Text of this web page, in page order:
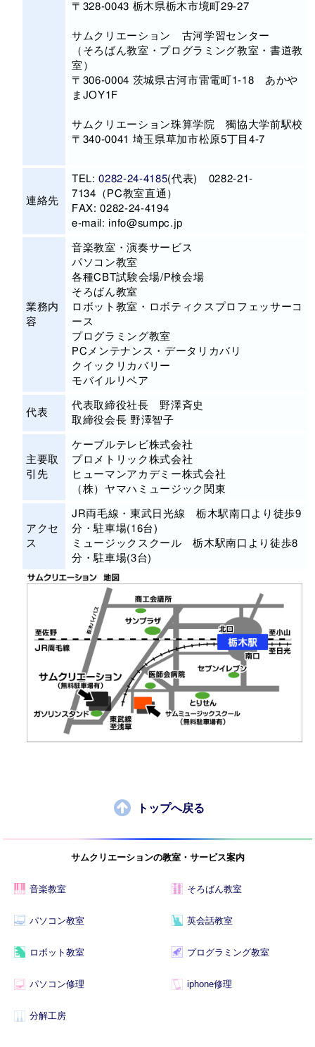
〒328-0043 栃木県栃木市境町29-27
サムクリエーション 古河学習センター
（そろばん教室・プログラミング教室・書道教
室）
〒306-0004 茨城県古河市雷電町1-18 あかや
まJOY1F
サムクリエーション珠算学院 獨協大学前駅校
〒340-0041 埼玉県草加市松原5丁目4-7
連絡先
TEL:0282-24-4185(代表) 0282-21-
7134 （PC教室直通）
FAX: 0282-24-4194
e-mail: info@sumpc.jp
業務内
容
音楽教室・演奏サービス
パソコン教室
各種CBT試験会場/P検会場
そろばん教室
ロボット教室・ロボティクスプロフェッサーコ
ース
プログラミング教室
PCメンテナンス・データリカバリ
クイックリカバリー
モバイルリペア
代表
代表取締役社長 野澤斉史
取締役会長 野澤智子
主要取
引先
ケーブルテレビ株式会社
プロメトリック株式会社
ヒューマンアカデミー株式会社
（株）ヤマハミュージック関東
アクセ
ス
JR両毛線・東武日光線 栃木駅南口より徒歩9
分・駐車場(16台)
ミュージックスクール 栃木駅南口より徒歩8
分・駐車場(3台)
トップへ戻る
サムクリエーションの教室・サービス案内
音楽教室 そろばん教室
パソコン教室 英会話教室
ロボット教室 プログラミング教室
パソコン修理 iphone修理
分解工房